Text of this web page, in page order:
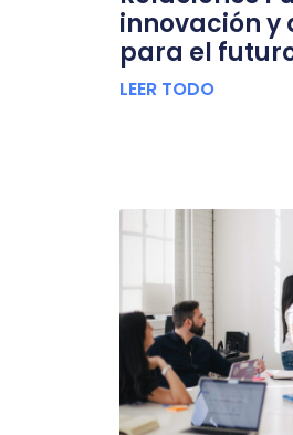
innovación
para el
LEER TODO